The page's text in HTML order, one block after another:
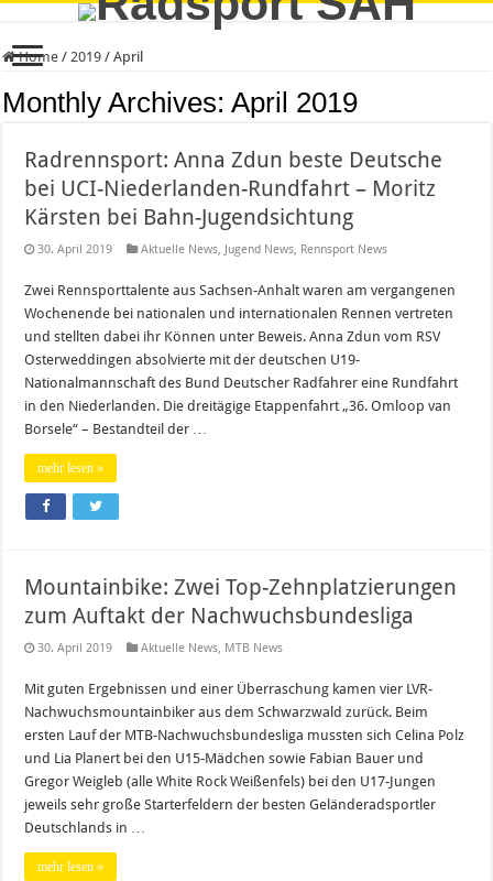
Home / 2019 / April
Monthly Archives:April 2019
Radrennsport: Anna Zdun beste Deutsche
bei UCI-Niederlanden-Rundfahrt – Moritz
Kärsten bei Bahn-Jugendsichtung
30. April 2019 Aktuelle News, Jugend News, Rennsport News
Zwei Rennsporttalente aus Sachsen-Anhalt waren am vergangenen
Wochenende bei nationalen und internationalen Rennen vertreten
und stellten dabei ihr Können unter Beweis. Anna Zdun vom RSV
Osterweddingen absolvierte mit der deutschen U19-
Nationalmannschaft des Bund Deutscher Radfahrer eine Rundfahrt
in den Niederlanden. Die dreitägige Etappenfahrt „36. Omloop van
Borsele“ – Bestandteil der …
mehr lesen »
Mountainbike: Zwei Top-Zehnplatzierungen
zum Auftakt der Nachwuchsbundesliga
30. April 2019 Aktuelle News, MTB News
Mit guten Ergebnissen und einer Überraschung kamen vier LVR-
Nachwuchsmountainbiker aus dem Schwarzwald zurück. Beim
ersten Lauf der MTB-Nachwuchsbundesliga mussten sich Celina Polz
und Lia Planert bei den U15-Mädchen sowie Fabian Bauer und
Gregor Weigleb (alle White Rock Weißenfels) bei den U17-Jungen
jeweils sehr große Starterfeldern der besten Geländeradsportler
Deutschlands in …
mehr lesen »